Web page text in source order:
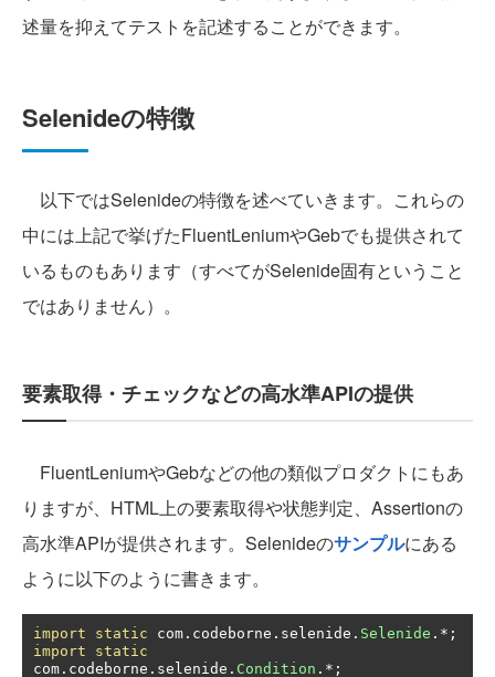
述量を抑えてテストを記述することができます。
Selenideの特徴
以下ではSelenideの特徴を述べていきます。これらの
中には上記で挙げたFluentLeniumやGebでも提供されて
いるものもあります（すべてがSelenide固有ということ
ではありません）。
要素取得・チェックなどの高水準APIの提供
FluentLeniumやGebなどの他の類似プロダクトにもあ
りますが、HTML上の要素取得や状態判定、Assertionの
高水準APIが提供されます。Selenideのサンプルにある
ように以下のように書きます。
import static com . codeborne . selenide . Selenide .*;
import
static
com . codeborne . selenide . Condition .*;